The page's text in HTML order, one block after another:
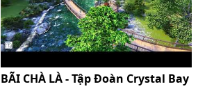
BÃI CHÀ LÀ - Tập Đoàn Crystal Bay